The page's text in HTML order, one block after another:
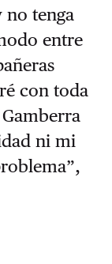
tenga
entre
con toda
ni mi